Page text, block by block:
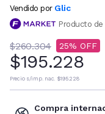
Vendido por Glic
Producto
$260.304 25
$195.228
Precio s/imp. nac. $195.228
Compra